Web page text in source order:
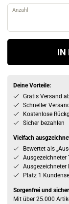
Anzahl
IN
Deine Vorteile:
Gratis Versand
Schneller Versand
Kostenlose
Sicher bezahlen
Vielfach
Bewertet als
Ausgezeichneter
Ausgezeichneter
Platz 1
Sorgenfrei und
Mit über 25.000